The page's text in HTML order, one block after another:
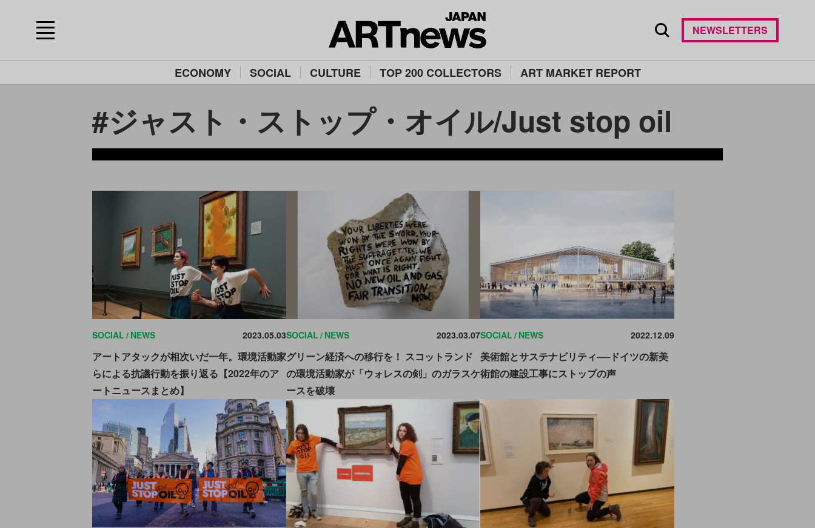
ECONOMY SOCIAL CULTURE TOP 200 COLLECTORS ART MARKET REPORT
NEWSLETTERS
#ジャスト・ストップ・オイル/Just stop oil
SOCIAL NEWS 2023.05.03
アートアタックが相次いだ一年。環境活動家
らによる抗議行動を振り返る【2022年のア
ートニュースまとめ】
SOCIAL NEWS 2023.03.07
グリーン経済への移行を！ スコットランド
の環境活動家が「ウォレスの剣」のガラスケ
ースを破壊
SOCIAL NEWS 2022.12.09
美術館とサステナビリティ──ドイツの新美
術館の建設工事にストップの声